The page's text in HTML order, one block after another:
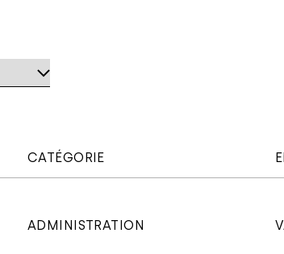
CATÉGORIE
ADMINISTRATION